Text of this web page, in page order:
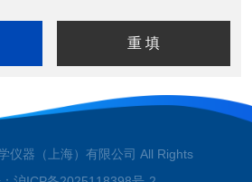
仪器（上海）有限公司 All Rights